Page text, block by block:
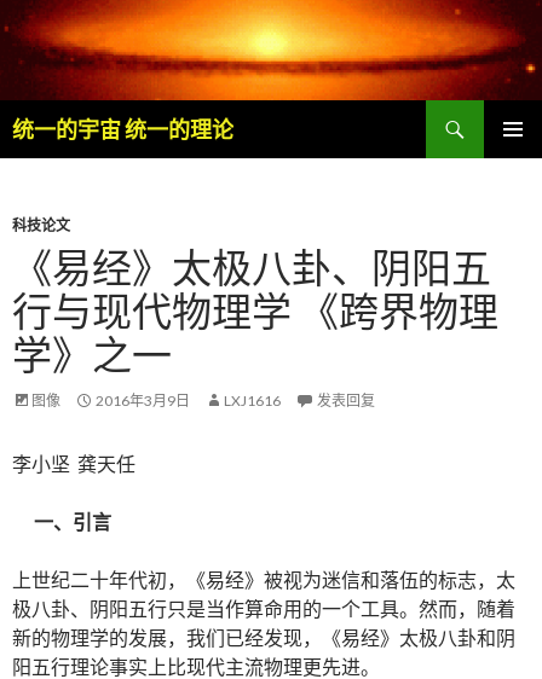
统一的宇宙 统一的理论
搜
索
容
科技论文
《易经》太极八卦、阴阳五
行与现代物理学 《跨界物理
学》之一
图像 2016年3月9日 LXJ1616 发表回复
李小坚 龚天任
一、引言
上世纪二十年代初，《易经》被视为迷信和落伍的标志，太
极八卦、阴阳五行只是当作算命用的一个工具。然而，随着
新的物理学的发展，我们已经发现，《易经》太极八卦和阴
阳五行理论事实上比现代主流物理更先进。